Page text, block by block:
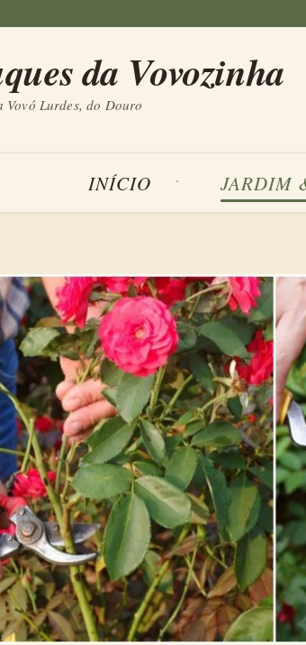
da Vovozinha
Vovó Lurdes, do Douro
INÍCIO JARDIM